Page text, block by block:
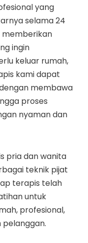
yang
selama 24
memberikan
ingin
keluar rumah,
kami dapat
membawa
proses
nyaman dan
pria dan wanita
teknik pijat
terapis telah
untuk
profesional,